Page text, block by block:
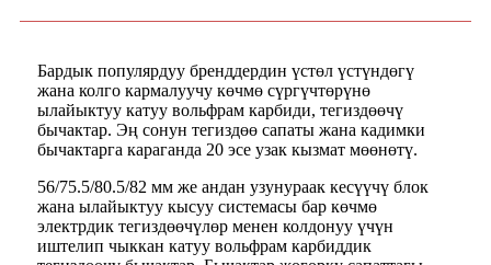
Бардык популярдуу бренддердин үстөл үстүндөгү
жана колго кармалуучу көчмө сүргүчтөрүнө
ылайыктуу катуу вольфрам карбиди, тегиздөөчү
бычактар. Эң сонун тегиздөө сапаты жана кадимки
бычактарга караганда 20 эсе узак кызмат мөөнөтү.
56/75.5/80.5/82 мм же андан узунураак кесүүчү блок
жана ылайыктуу кысуу системасы бар көчмө
электрдик тегиздөөчүлөр менен колдонуу үчүн
иштелип чыккан катуу вольфрам карбиддик